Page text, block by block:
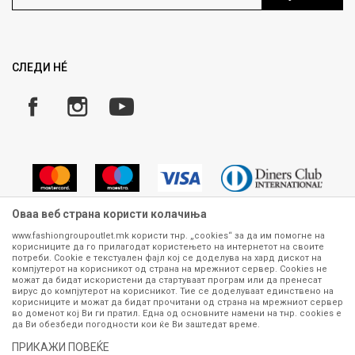
Замена и рефундација на производи
Плаќање
СЛЕДИ НÉ
Сите информации околу производите кои се изложени на нашата
онлајн продавница се стремиме да бидат конкретни, точни и прецизни,
меѓутоа не можеме да гарантираме дека се без ниту една грешка или
пак дека сите производи во моментот се достапни на залиха.
Фотографиите се најверодостојниот приказ на производот. Доколку
дојде до потреба за замена на производ или рефундација, процедурата
контактирајте не на телефонскиот број 070 275 363 или на е-
Оваа веб страна користи колачиња
www.fashiongroupoutlet.mk користи тнр. „cookies“ за да им помогне на
корисниците да го прилагодат користењето на интернетот на своите
потреби. Cookie е текстуален фајл кој се доделува на хард дискот на
компјутерот на корисникот од страна на мрежниот сервер. Cookies не
можат да бидат искористени да стартуваат програм или да пренесат
вирус до компјутерот на корисникот. Тие се доделуваат единствено на
корисниците и можат да бидат прочитани од страна на мрежниот сервер
во доменот кој Ви ги пратил. Една од основните намени на тнр. сookies е
да Ви обезбеди погодности кои ќе Ви заштедат време.
ПРИКАЖИ ПОВЕЌЕ